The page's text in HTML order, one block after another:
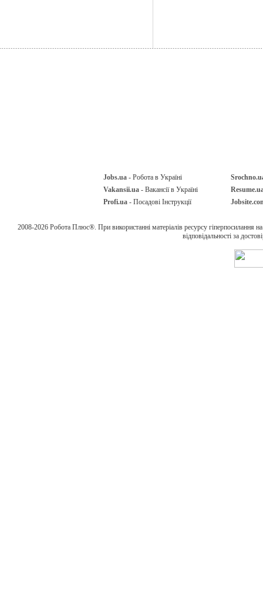
Jobs.ua - Робота в Україні
Vakansii.ua - Вакансії в Україні
Profi.ua - Посадові Інструкції
2008-2026 Робота Плюс®. При використанні матеріалів ресурсу гіперпосилання
відповідальності за